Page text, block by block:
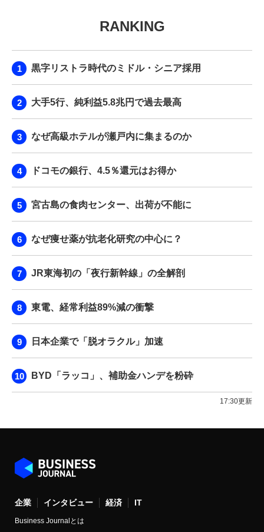
RANKING
黒字リストラ時代のミドル・シニア採用
大手5行、純利益5.8兆円で過去最高
なぜ高級ホテルが瀬戸内に集まるのか
ドコモの銀行、4.5％還元はお得か
宮古島の食肉センター、出荷が不能に
なぜ痩せ薬が抗老化研究の中心に？
JR東海初の「夜行新幹線」の全解剖
東電、経常利益89%減の衝撃
日本企業で「脱オラクル」加速
BYD「ラッコ」、補助金ハンデを粉砕
17:30更新
企業 インタビュー 経済 IT
Business Journalとは